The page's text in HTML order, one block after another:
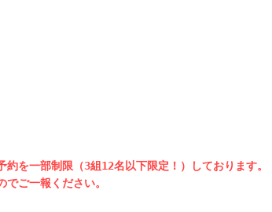
を一部制限（3組12名以下限定！）しております。
ご一報ください。